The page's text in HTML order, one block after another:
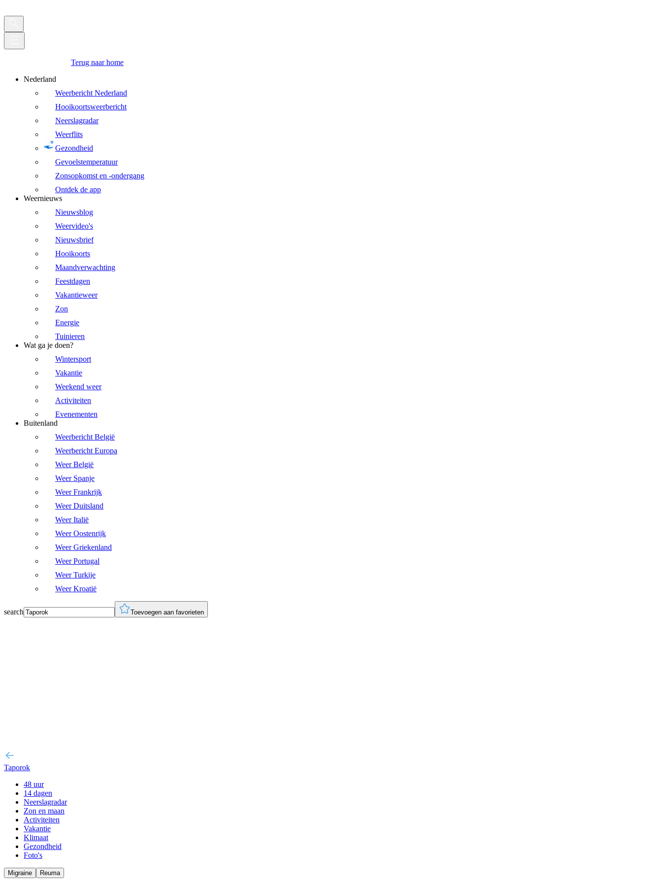
Terug naar home
Nederland
Weerbericht Nederland
Hooikoortsweerbericht
Neerslagradar
Weerflits
Gezondheid
Gevoelstemperatuur
Zonsopkomst en -ondergang
Ontdek de app
Weernieuws
Nieuwsblog
Weervideo's
Nieuwsbrief
Hooikoorts
Maandverwachting
Feestdagen
Vakantieweer
Zon
Energie
Tuinieren
Wat ga je doen?
Wintersport
Vakantie
Weekend weer
Activiteiten
Evenementen
Buitenland
Weerbericht België
Weerbericht Europa
Weer België
Weer Spanje
Weer Frankrijk
Weer Duitsland
Weer Italië
Weer Oostenrijk
Weer Griekenland
Weer Portugal
Weer Turkije
Weer Kroatië
search Toevoegen aan favorieten
Taporok
48 uur
14 dagen
Neerslagradar
Zon en maan
Activiteiten
Vakantie
Klimaat
Gezondheid
Foto's
Migraine Reuma